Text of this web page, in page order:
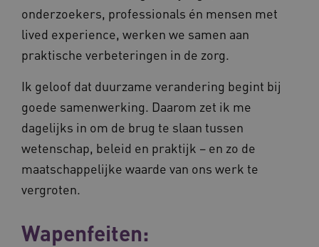
onderzoekers, professionals én mensen met
lived experience, werken we samen aan
praktische verbeteringen in de zorg.
Ik geloof dat duurzame verandering begint bij
goede samenwerking. Daarom zet ik me
dagelijks in om de brug te slaan tussen
wetenschap, beleid en praktijk – en zo de
maatschappelijke waarde van ons werk te
vergroten.
Wapenfeiten: